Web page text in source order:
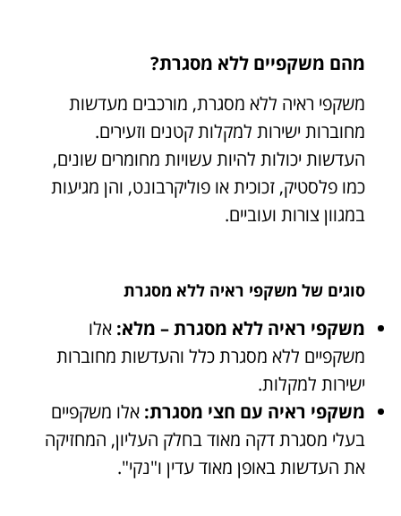
מהם משקפיים ללא מסגרת?
משקפי ראיה ללא מסגרת, מורכבים מעדשות
מחוברות ישירות למקלות קטנים וזעירים.
העדשות יכולות להיות עשויות מחומרים שונים,
כמו פלסטיק, זכוכית או פוליקרבונט, והן מגיעות
במגוון צורות ועוביים.
סוגים של משקפי ראיה ללא מסגרת
משקפי ראיה ללא מסגרת – מלא:אלו
משקפיים ללא מסגרת כלל והעדשות מחוברות
ישירות למקלות.
משקפי ראיה עם חצי מסגרת:אלו משקפיים
בעלי מסגרת דקה מאוד בחלק העליון, המחזיקה
את העדשות באופן מאוד עדין ו"נקי".